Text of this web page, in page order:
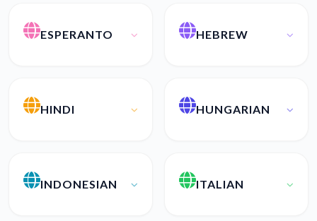
ESPERANTO HEBREW
HINDI HUNGARIAN
INDONESIAN ITALIAN